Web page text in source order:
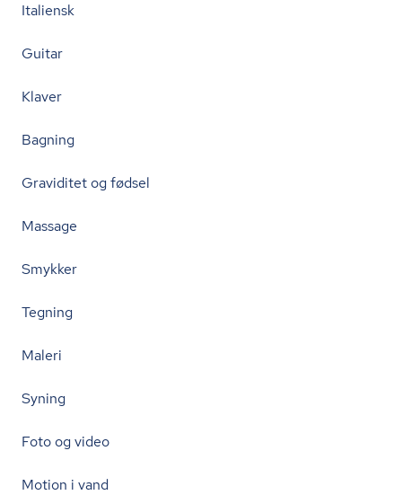
Italiensk
Guitar
Klaver
Bagning
Graviditet og fødsel
Massage
Smykker
Tegning
Maleri
Syning
Foto og video
Motion i vand